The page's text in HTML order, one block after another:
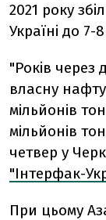
2021 року
Українi до 7-
"Рокiв через
власну
мільйонів
мільйонів
четвер у
"Інтерфак-
При цьому